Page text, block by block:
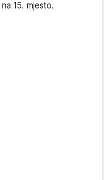
15. mjesto.